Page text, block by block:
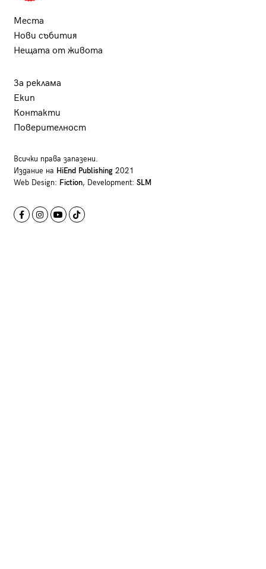
Места
Нови събития
Нещата от живота
За реклама
Екип
Контакти
Поверителност
Всички права запазени.
Издание на HiEnd Publishing2021
Web Design: Fiction, Development: SLM